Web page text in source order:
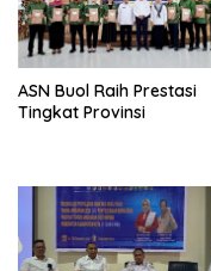
ASN Buol Raih Prestasi
Tingkat Provinsi